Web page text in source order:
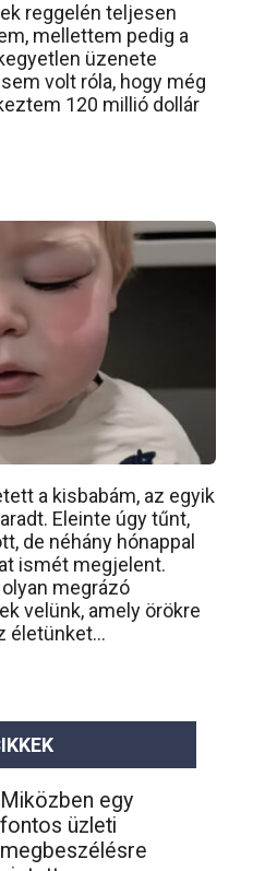
reggelén teljesen
mellettem pedig a
üzenete
volt róla, hogy még
120 millió dollár
a kisbabám, az egyik
Eleinte úgy tűnt,
de néhány hónappal
ismét megjelent.
megrázó
velünk, amely örökre
életünket…
Miközben egy
fontos üzleti
megbeszélésre